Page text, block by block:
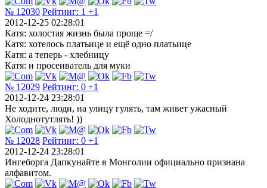
№ 12030 Рейтинг: 1 +1
2012-12-25 02:28:01
Катя: холостая жизнь была проще =/
Катя: хотелось платьице и ещё одно платьице
Катя: а теперь - хлебницу
Катя: и просеиватель для муки
№ 12029 Рейтинг: 0 +1
2012-12-24 23:28:01
Не ходите, люди, на улицу гулять, там живет ужасный
Холоднотутлять! ))
№ 12028 Рейтинг: 0 +1
2012-12-24 23:28:01
Ингеборга Дапкунайте в Монголии официально признана
алфавитом.